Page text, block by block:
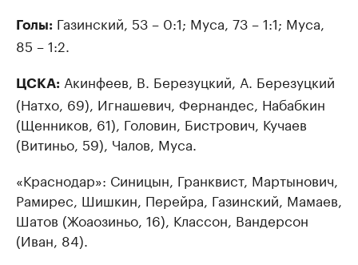
Голы: Газинский, 53 – 0:1; Муса, 73 – 1:1; Муса,
85 – 1:2.
ЦСКА: Акинфеев, В. Березуцкий, А. Березуцкий
(Натхо, 69), Игнашевич, Фернандес, Набабкин
(Щенников, 61), Головин, Бистрович, Кучаев
(Витиньо, 59), Чалов, Муса.
«Краснодар»: Синицын, Гранквист, Мартынович,
Рамирес, Шишкин, Перейра, Газинский, Мамаев,
Шатов (Жоаозиньо, 16), Классон, Вандерсон
(Иван, 84).